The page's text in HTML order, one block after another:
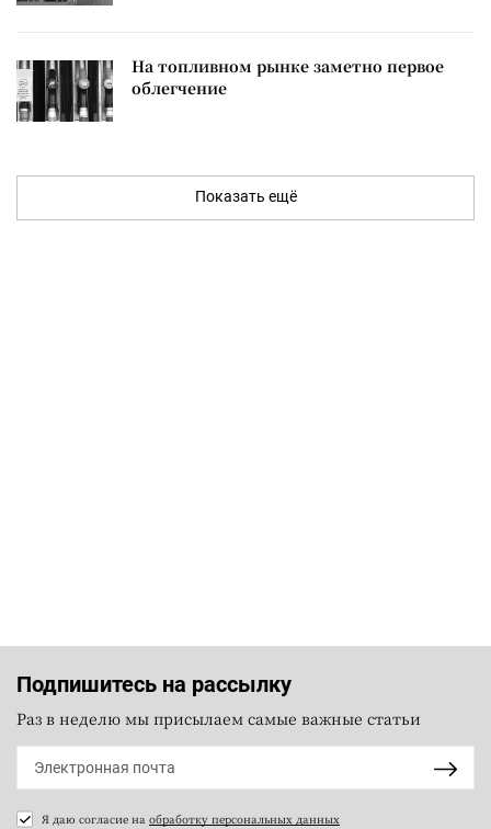
На топливном рынке заметно первое
облегчение
Показать ещё
Подпишитесь на рассылку
Раз в неделю мы присылаем самые важные статьи
Я даю согласие на обработку персональных данных